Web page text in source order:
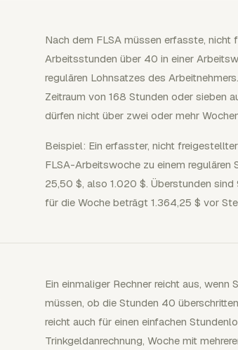
Nach dem FLSA müssen erfasste,
Arbeitsstunden über 40 in einer
regulären Lohnsatzes des
Zeitraum von 168 Stunden oder sieben
dürfen nicht über zwei oder mehr
Beispiel: Ein erfasster, nicht
FLSA-Arbeitswoche zu einem
25,50 $, also 1.020 $. Überstunden
für die Woche beträgt 1.364,25 $ vor
Ein einmaliger Rechner reicht aus,
müssen, ob die Stunden 40
reicht auch für einen einfachen
Trinkgeldanrechnung, Woche mit